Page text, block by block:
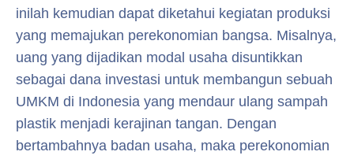
inilah kemudian dapat diketahui kegiatan produksi
yang memajukan perekonomian bangsa. Misalnya,
uang yang dijadikan modal usaha disuntikkan
sebagai dana investasi untuk membangun sebuah
UMKM di Indonesia yang mendaur ulang sampah
plastik menjadi kerajinan tangan. Dengan
bertambahnya badan usaha, maka perekonomian